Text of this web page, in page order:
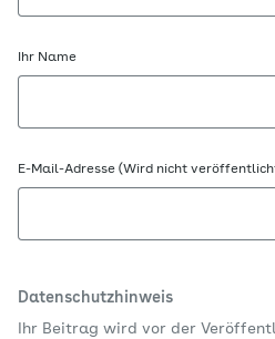
Ihr Name
E-Mail-Adresse (Wird nicht
Datenschutzhinweis
Ihr Beitrag wird vor der